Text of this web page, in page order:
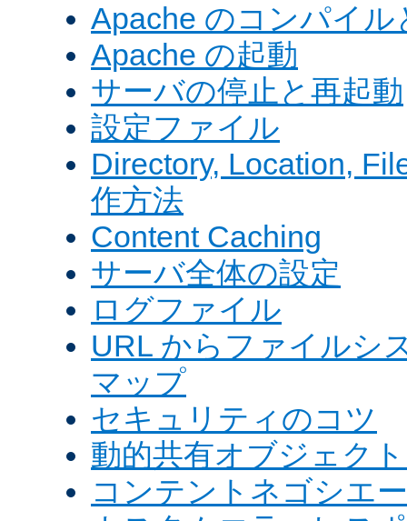
Apache のコンパイ
Apache の起動
サーバの停止と再起動
設定ファイル
Directory, Location,
作方法
Content Caching
サーバ全体の設定
ログファイル
URL からファイルシ
マップ
セキュリティのコツ
動的共有オブジェク
コンテントネゴシエ